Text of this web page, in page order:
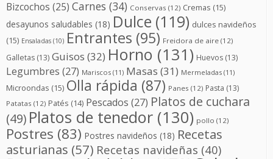
Bizcochos (25) Carnes (34) Conservas (12) Cremas (15)
desayunos saludables (18) Dulce (119) dulces navideños
(15) Ensaladas (10) Entrantes (95) Freidora de aire (12)
Galletas (13) Guisos (32) Horno (131) Huevos (13)
Legumbres (27) Mariscos (11) Masas (31) Mermeladas (11)
Microondas (15) Olla rápida (87) Panes (12) Pasta (13)
Patatas (12) Patés (14) Pescados (27) Platos de cuchara
(49) Platos de tenedor (130) pollo (12)
Postres (83) Postres navideños (18) Recetas
asturianas (57) Recetas navideñas (40)